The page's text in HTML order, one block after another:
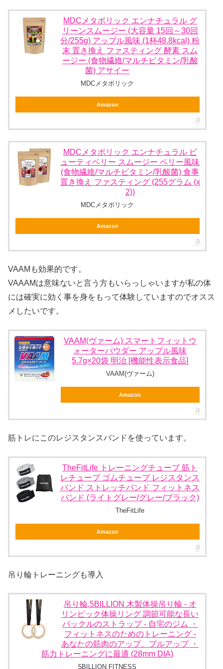
MDCメタボリック エンナチュラル グ
リーンスムージー (大容量 15回～30回
分/255g) アップル風味 (1杯48.8kcal) 粉
末 置き換え ファスティング 酵素 スム
ージー (食物繊維/マルチビタミン/乳酸
菌) アサイー
MDCメタボリック
Amazon
MDCメタボリック エンナチュラル ビ
ューティベリー スムージー ベリー風味
(食物繊維/マルチビタミン/乳酸菌) 食事
置き換え ファスティング (255グラム (x
2))
MDCメタボリック
Amazon
VAAMも効果的です。
VAAAMは意味ないと言う方もいらっしゃいますが私の体
には確実に効く事を身をもって体験していますのでオスス
メしたいです。
VAAM(ヴァーム) スマートフィットウ
ォーターパウダー アップル風味
5.7g×20袋 明治 [機能性表示食品]
VAAM(ヴァーム)
Amazon
筋トレにこのレジスタンスバンドを使っています。
TheFitLife トレーニングチューブ 筋ト
レチューブ ゴムチューブ レジスタンス
バンド ストレッチバンド フィットネス
バンド (ライトグレー/グレー/ブラック)
TheFitLife
Amazon
吊り輪トレーニングも導入
吊り輪,5BILLION 木製体操吊り輪 - オ
リンピック体操リング 調節可能な長い
バックルのストラップ - 自宅のジム ・
フィットネスのためのトレーニング -
あなたの筋肉のアップ、プルアップ ・
筋力トレーニングに最適 (28mm DIA)
5BILLION FITNESS